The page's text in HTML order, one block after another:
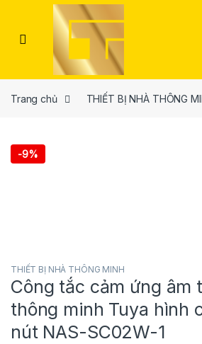
Skip to navigation
Skip to content
Open
Trang chủ THIẾT BỊ NHÀ THÔNG
-9%
THIẾT BỊ NHÀ THÔNG MINH
Công tắc cảm ứng âm
thông minh Tuya hình
nút NAS-SC02W-1